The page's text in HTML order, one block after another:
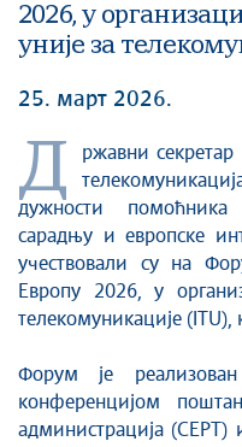
2026, у
уније за
25. март 2026.
Д
ржавни
дужности
сарадњу и европске
учествовали су на
Европу 2026, у
телекомуникације (ITU),
Форум је
конференцијом
администрација